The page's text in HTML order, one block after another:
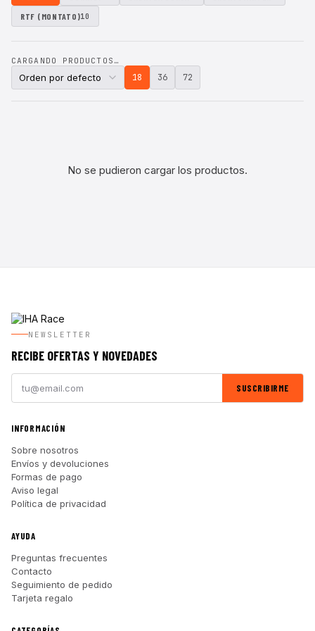
RTF (MONTATO)10
CARGANDO PRODUCTOS…
18 36 72
No se pudieron cargar los productos.
NEWSLETTER
RECIBE OFERTAS Y NOVEDADES
SUSCRIBIRME
INFORMACIÓN
Sobre nosotros
Envíos y devoluciones
Formas de pago
Aviso legal
Política de privacidad
AYUDA
Preguntas frecuentes
Contacto
Seguimiento de pedido
Tarjeta regalo